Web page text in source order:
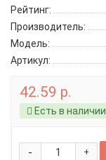
Рейтинг:
Производитель:
Модель:
Артикул:
42.59 р.
Есть в наличии
+
-